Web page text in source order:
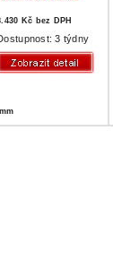
Kč bez DPH
3 týdny